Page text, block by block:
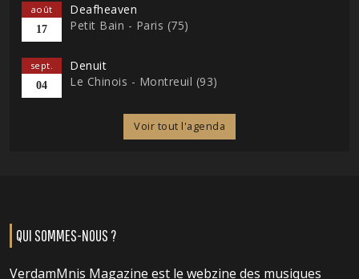
août
17
Deafheaven
Petit Bain - Paris (75)
sept.
04
Denuit
Le Chinois - Montreuil (93)
Voir tout l'agenda
QUI SOMMES-NOUS ?
VerdamMnis Magazine est le webzine des musiques